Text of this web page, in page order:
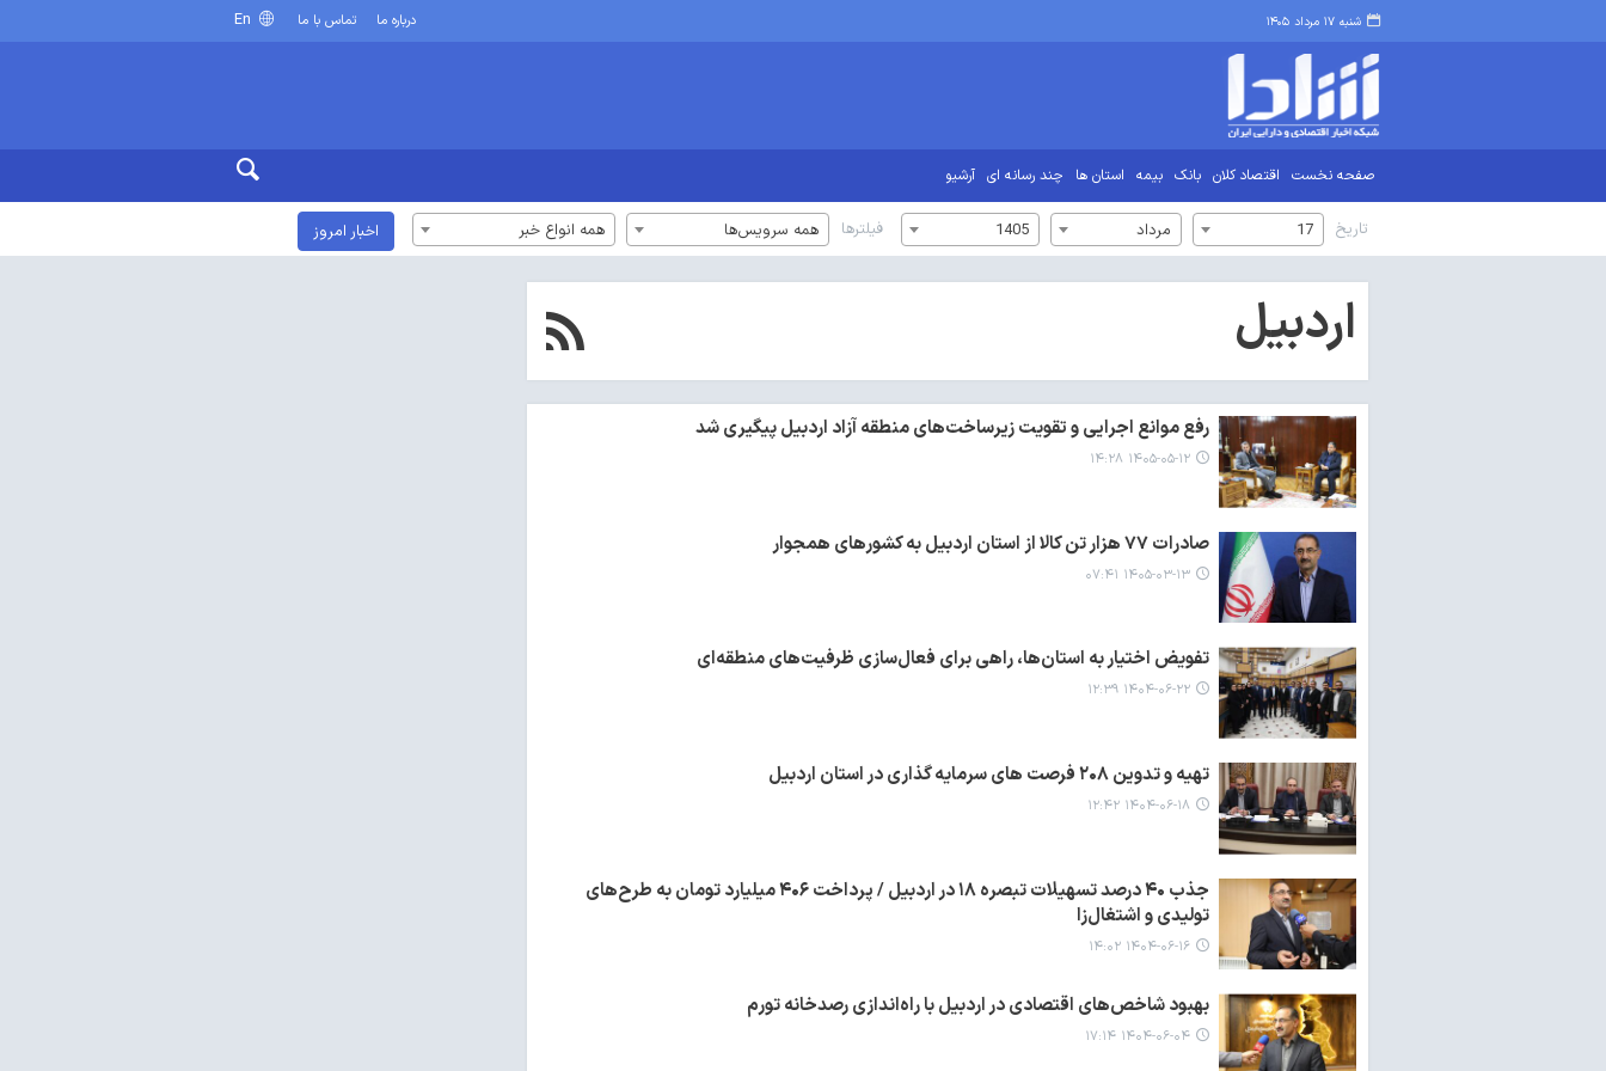
شنبه ۱۷ مرداد ۱۴۰۵ درباره ما تماس با ما
صفحه نخست اقتصاد کلان بانک بیمه استان ها چند رسانه ای آرشیو
تاریخ 17 مرداد 1405 فیلترها همه سرویس‌ها همه انواع خبر اخبار امروز
اردبیل
رفع موانع اجرایی و تقویت زیرساخت‌های منطقه آزاد اردبیل پیگیری شد
۱۴۰۵-۰۵-۱۲ ۱۴:۲۸
صادرات ۷۷ هزار تن کالا از استان اردبیل به کشورهای همجوار
۱۴۰۵-۰۳-۱۳ ۰۷:۴۱
تفویض اختیار به استان‌ها، راهی برای فعال‌سازی ظرفیت‌های منطقه‌ای
۱۴۰۴-۰۶-۲۲ ۱۲:۳۹
تهیه و تدوین ۲۰۸ فرصت های سرمایه گذاری در استان اردبیل
۱۴۰۴-۰۶-۱۸ ۱۲:۴۲
جذب ۴۰ درصد تسهیلات تبصره ۱۸ در اردبیل / پرداخت ۴۰۶ میلیارد تومان به طرح‌های
تولیدی و اشتغال‌زا
۱۴۰۴-۰۶-۱۶ ۱۴:۰۲
بهبود شاخص‌های اقتصادی در اردبیل با راه‌اندازی رصدخانه تورم
۱۴۰۴-۰۶-۰۴ ۱۷:۱۴